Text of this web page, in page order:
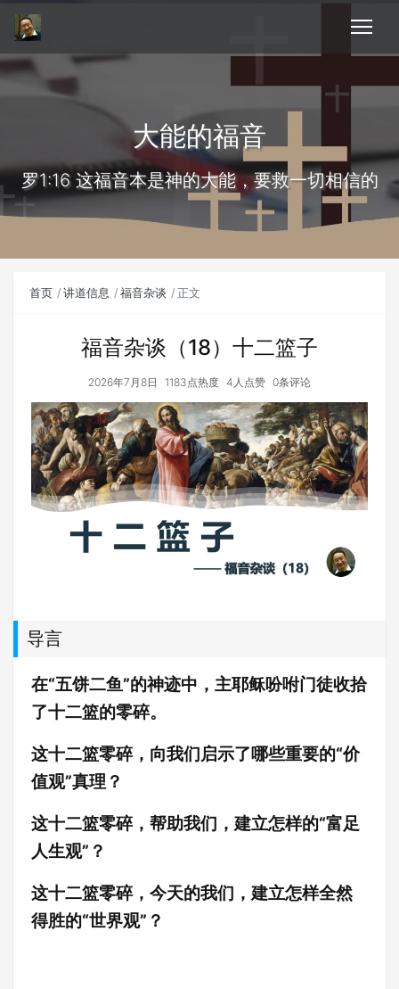
大能的福音
罗1:16 这福音本是神的大能，要救一切相信的
首页 讲道信息 福音杂谈 正文
福音杂谈（18）十二篮子
2026年7月8日 1183点热度 4人点赞 0条评论
导言
在“五饼二鱼”的神迹中，主耶稣吩咐门徒收拾
了十二篮的零碎。
这十二篮零碎，向我们启示了哪些重要的“价
值观”真理？
这十二篮零碎，帮助我们，建立怎样的“富足
人生观”？
这十二篮零碎，今天的我们，建立怎样全然
得胜的“世界观”？